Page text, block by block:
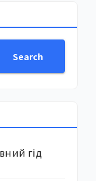
Search
гід